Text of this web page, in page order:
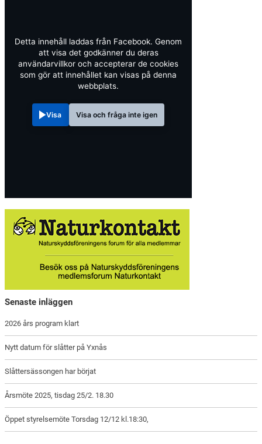
Detta innehåll laddas från Facebook. Genom
att visa det godkänner du deras
användarvillkor och accepterar de cookies
som gör att innehållet kan visas på denna
webbplats.
Visa Visa och fråga inte igen
Senaste inläggen
2026 års program klart
Nytt datum för slåtter på Yxnås
Slåttersässongen har börjat
Årsmöte 2025, tisdag 25/2. 18.30
Öppet styrelsemöte Torsdag 12/12 kl.18:30,